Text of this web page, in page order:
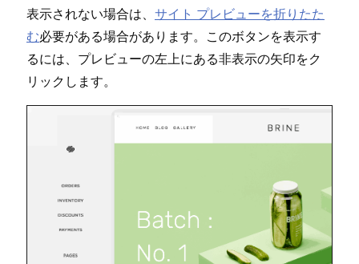
表示されない場合は⁠、 サイト プレビ⁠ュ⁠ーを折りたた
む必要がある場合があります⁠。このボタンを表示す
るには⁠、プレビ⁠ュ⁠ーの左上にある非表示の矢印をク
リ⁠ックします⁠。